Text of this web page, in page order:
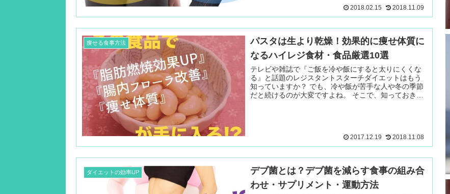
2018.02.15 2018.11.09
痩せる食事方法
パスタは生より乾燥！効果的に痩せ体質に
なるハイレジ食材・食品厳選10選
テレビや雑誌で『ご飯を冷や飯にすると太りにくくな
る』と話題のレジスタントスターチダイエットはもう
知っていますか？ でも、冷や飯が苦手な人や冬の季節
だと続けるのが大変ですよね。 そこで、知っておきた
2017.12.19 2018.11.08
ダイエットの効率UP
デブ菌とは？デブ菌を減らす食事の組み合
わせ・サプリメント・運動方法